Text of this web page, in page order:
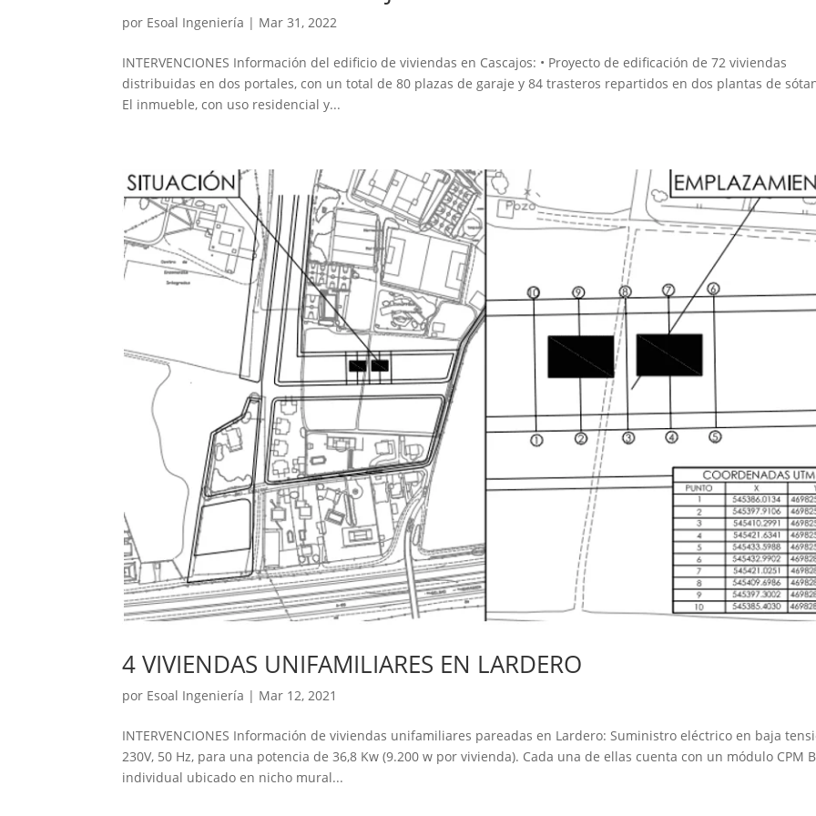
por Esoal Ingeniería | Mar 31, 2022
INTERVENCIONES Información del edificio de viviendas en Cascajos: • Proyecto de edificación de 72 viviendas
distribuidas en dos portales, con un total de 80 plazas de garaje y 84 trasteros repartidos en dos plantas de
El inmueble, con uso residencial y...
4 VIVIENDAS UNIFAMILIARES EN LARDERO
por Esoal Ingeniería | Mar 12, 2021
INTERVENCIONES Información de viviendas unifamiliares pareadas en Lardero: Suministro eléctrico en baja
230V, 50 Hz, para una potencia de 36,8 Kw (9.200 w por vivienda). Cada una de ellas cuenta con un módulo CPM
individual ubicado en nicho mural...